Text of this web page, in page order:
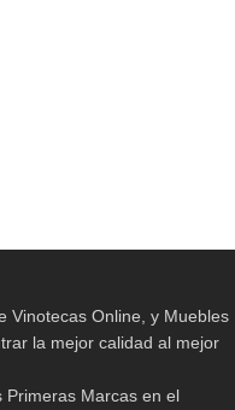
Vinotecas Online, y Muebles
la mejor calidad al mejor
Primeras Marcas en el